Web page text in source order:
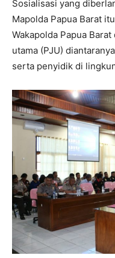
Sosialisasi yang
Mapolda Papua Barat
Wakapolda Papua
utama (PJU)
serta penyidik di